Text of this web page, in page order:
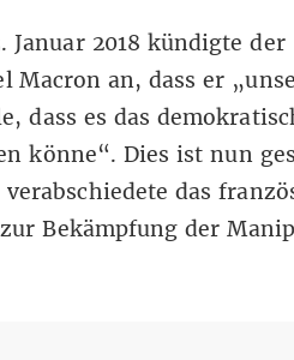
Januar 2018 kündigte der
Macron an, dass er
dass es das
könne“. Dies ist nun
das
Bekämpfung der